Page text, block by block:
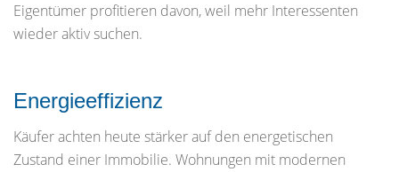
Eigentümer profitieren davon, weil mehr Interessenten
wieder aktiv suchen.
Energieeffizienz
Käufer achten heute stärker auf den energetischen
Zustand einer Immobilie. Wohnungen mit modernen